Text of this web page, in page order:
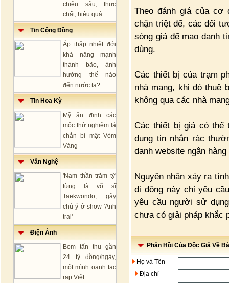
chiều sâu, thực
chất, hiệu quả
Tin Cộng Đồng
Áp thấp nhiệt đới
khả năng mạnh
thành bão, ảnh
hưởng thế nào
đến nước ta?
Tin Hoa Kỳ
Mỹ ấn định các
mốc thử nghiệm lá
chắn bí mật Vòm
Vàng
Văn Nghệ
'Nam thần trăm tỷ'
từng là võ sĩ
Taekwondo, gây
chú ý ở show 'Anh
trai'
Điện Ảnh
Bom tấn thu gần
24 tỷ đồng/ngày,
một mình oanh tạc
rạp Việt
Theo đánh giá của cơ
chặn triệt để, các đối
sóng giả để mạo danh
dùng.
Các thiết bị của trạm
nhà mạng, khi đó thuê
không qua các nhà
Các thiết bị giả có thể
dung tin nhắn rác
danh website ngân
Nguyên nhân xảy ra
di động này chỉ yêu
yêu cầu người sử
chưa có giải pháp khắc
Phản Hồi Của Độc Giả Về
Họ và Tên
Địa chỉ